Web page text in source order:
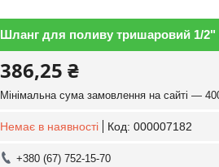
Шланг для поливу тришаровий 1/2"
386,25 ₴
Мінімальна сума замовлення на сайті —
Немає в наявності Код: 000007182
+380 (67) 752-15-70